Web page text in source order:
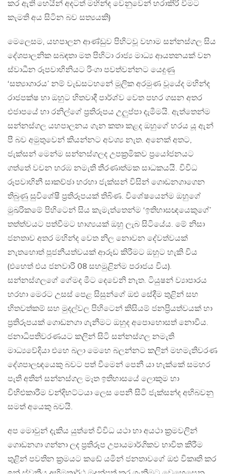
කර ඇති හෙයින් අදටත් මහින්ද වෙනුවෙන් හරාකිරි වීමට
කැමති අය සිටින බව සත්‍යයකි)
මෙලෙසම, යහපාලන ආණ්ඩුව පිහිටවූ වහාම සන්නස්ගල සිය
දේශපාලනික සබඳතා මත පිහිටා රාජ්‍ය මාධ්‍ය ආයතනයක් වන
ස්වාධීන රූපවාහිනියට රිංගා පවත්වන්නට යෙදුණු
‘සත්‍යාගාරය’ නම් වැඩසටහනේ මූලික අරමුණ වූයේද මහින්ද
රාජපක්ෂ හා ඔහුට හිතවාදී පාර්ශ්ව වෙත පහර ගසන අතර
එජාපයේ හා රනිල්ගේ ප්‍රතිරූපය උලුප්පා දැමීමයි. ඇත්තෙන්ම
සන්නස්ගල යහපාලනය ගැන කතා කළද ඔහුගේ හරය යූ ඇන්
පී බව අමුතුවෙන් කියන්නට අවශ්‍ය නැත. අනෙක් අතට,
ජැක්සන් මෙන්ම සන්නස්ගලද උපක්‍රමිකව ප්‍රයෝජනයට
ගත්තේ වචන හරඹ නමැති තීරණාත්මක සාධකයයි. විවිධ
රූපවාහිනී සාකච්ඡා හරහා ජැක්සන් විසින් ගොඩනගාගෙන
තිබුණු සුවිශේෂී ප්‍රතිරූපයක් තිබිණ. විශේෂයෙන්ම ඔහුගේ
මුඛරිකමේ පිහිටෙන් සිය කැමැත්තෙන්ම ‘ඉතිහාසඥයෙකුගේ’
තත්ත්වයට පත්වීමට භාග්‍යයක් ඔහු ලැබ සිටියේය. මේ නිසා
ජනතාව අතර මහින්ද වෙත නිල නොවන දේවත්වයක්
නැතහොත් පූජනීයත්වයක් ආරූඩ කිරීමට ඔහුට හැකි විය
(එහෙත් එය ජනවාරි 08 සහමුළින්ම පරාජය විය).
සන්නස්ගලගේ ගේමද මීට දෙවෙනි නැත. ටියුෂන් ව්‍යාපාරය
හරහා මෙරට උසස් පෙළ සිසුන්ගේ ඔළු සේදීම තුළින් සහ
හිතවත්කම් සහ මුදල්වල පිහිටෙන් කිසියම් ජනප්‍රියත්වයක් හා
ප්‍රතිරූපයක් ගොඩනගා ගැනීමට ඔහුද අපොහොසත් නොවීය.
ජනාධිපතිවරණයට කලින් සිටි සන්නස්ගල නමැති
මාධ්‍යවේදියා එහෙ බලා මෙහෙ බලන්නට කලින් මහමැතිවරණ
දේශපාලඥයෙකු බවට පත් වීමෙන් පෙනී යා හැක්කේ සමහර
පැති අතින් සන්නස්ගල මෑත ඉතිහාසයේ ලොකුම හා
විහිළුකාරීම වන්දිභට්ටයා ලෙස පෙනී සිටි ජැක්සන්ද අභිබවනු
සමත් අයෙකු බවයි.
අප මොවුන් දැකිය යුත්තේ විවිධ යථා හා අයථා ක්‍රමවලින්
ගොඩනගා ගන්නා ලද ප්‍රතිරූප උපායමාර්ගිකව භාවිත කිරීම
තුළින් පවතින ක්‍රමයට කඩේ යමින් ජනතාවගේ ඔළු විකෘති කර